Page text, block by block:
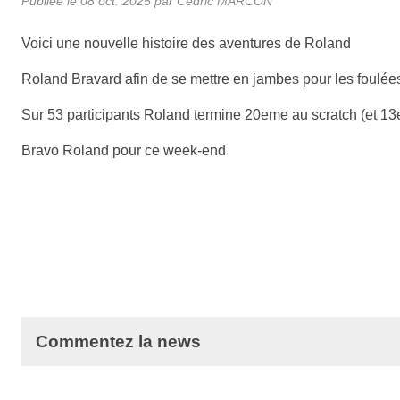
Voici une nouvelle histoire des aventures de Roland
Roland Bravard afin de se mettre en jambes pour les
Sur 53 participants Roland termine 20eme au scratch (et
Bravo Roland pour ce week-end
Commentez la news